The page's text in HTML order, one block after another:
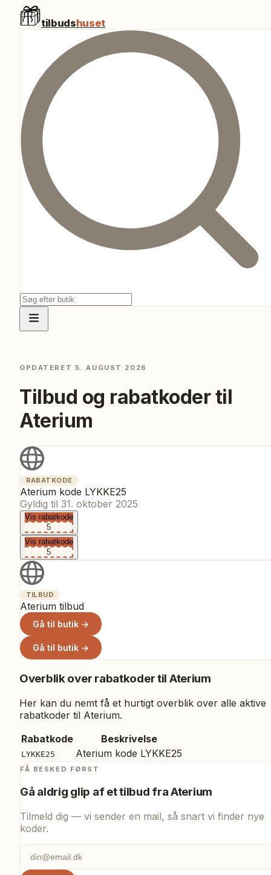
tilbudshuset
OPDATERET 5. AUGUST 2026
Tilbud og rabatkoder til
Aterium
RABATKODE
Aterium kode LYKKE25
Gyldig til 31. oktober 2025
Vis rabatkode
5
Vis rabatkode
5
TILBUD
Aterium tilbud
Gå til butik →
Gå til butik →
Overblik over rabatkoder til Aterium
Her kan du nemt få et hurtigt overblik over alle aktive
rabatkoder til Aterium.
Rabatkode
Beskrivelse
LYKKE25 Aterium kode LYKKE25
FÅ BESKED FØRST
Gå aldrig glip af et tilbud fraAterium
Tilmeld dig — vi sender en mail, så snart vi finder nye
koder.